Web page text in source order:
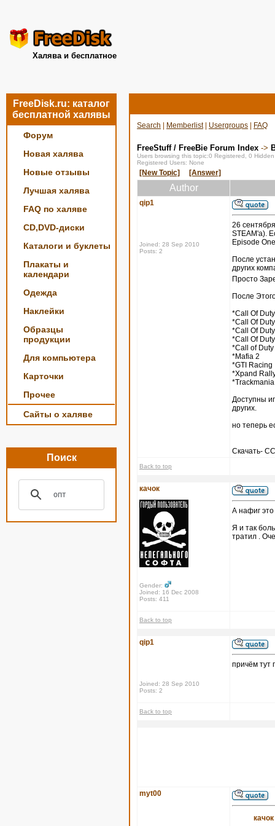
Халява и бесплатное
FreeDisk.ru: каталог
бесплатной халявы
Форум
Новая халява
Новые отзывы
Лучшая халява
FAQ по халяве
CD,DVD-диски
Каталоги и буклеты
Плакаты и
календари
Одежда
Наклейки
Образцы
продукции
Для компьютера
Карточки
Прочее
Сайты о халяве
Поиск
Search Memberlist| Usergroups FAQ
FreeStuff / FreeBie Forum Index ->
Users browsing this topic:0 Registered, 0
Registered Users: None
[New Topic] [Answer]
Author
qip1
Joined: 28 Sep 2010
Posts: 2
26
STEAM'a).
Episode
После
других
Просто
После
*Call Of Duty
*Call Of
*Call Of
*Call Of
*Call of
*Mafia 2
*GTI Racing
*Xpand
Доступны
других.
но теперь
Скачать-
Back to top
качок
Gender:
Joined: 16 Dec 2008
Posts: 411
А нафиг
Я и так
тратил .
Back to top
qip1
Joined: 28 Sep 2010
Posts: 2
причём тут
Back to top
myt00